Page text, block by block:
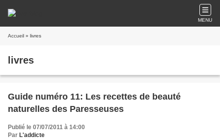
MENU
Accueil » livres
livres
Guide numéro 11: Les recettes de beauté
naturelles des Paresseuses
Publié le 07/07/2011 à 14:00
Par L'addicte